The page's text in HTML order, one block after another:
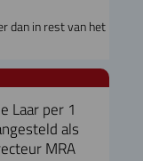
dan in rest van het
Laar per 1
als
MRA